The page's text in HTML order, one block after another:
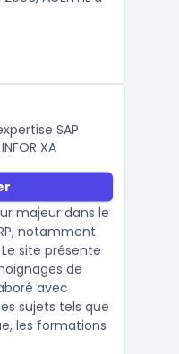
SAP
XA
majeur dans le
notamment
site présente
de
avec
sujets tels que
les formations